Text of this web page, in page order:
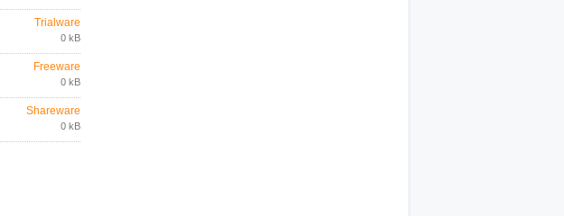
Trialware
0 kB
Freeware
0 kB
Shareware
0 kB